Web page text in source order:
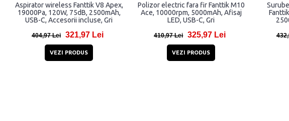
Aspirator wireless Fanttik V8 Apex,
19000Pa, 120W, 75dB, 2500mAh,
USB-C, Accesorii incluse, Gri
404,97 Lei 321,97 Lei
VEZI PRODUS
Polizor electric fara fir Fanttik M10
Ace, 10000rpm, 5000mAh, Afisaj
LED, USB-C, Gri
410,97 Lei 325,97 Lei
VEZI PRODUS